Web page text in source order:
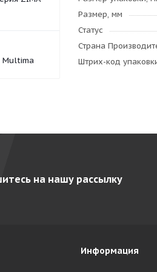
Размер, мм
Статус
Страна
Штрих-код
Multima
на нашу рассылку
Информация